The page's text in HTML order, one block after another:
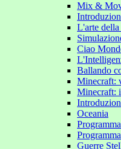
Mix &
L'arte della
Ciao
Ballando
Minecraft:
Minecraft:
Oceania
Guerre